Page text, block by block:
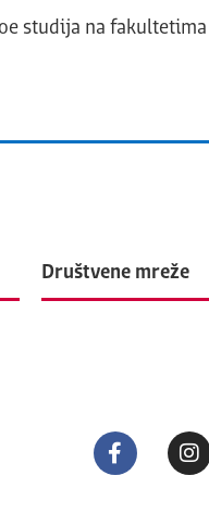
studija na
Društvene mreže